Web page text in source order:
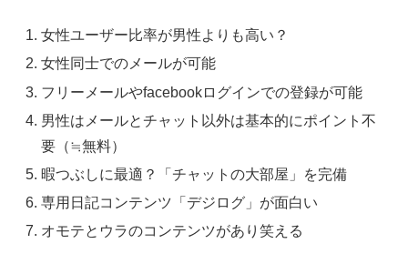
女性ユーザー比率が男性よりも高い？
女性同士でのメールが可能
フリーメールやfacebookログインでの登録が可能
男性はメールとチャット以外は基本的にポイント不
要（≒無料）
暇つぶしに最適？「チャットの大部屋」を完備
専用日記コンテンツ「デジログ」が面白い
オモテとウラのコンテンツがあり笑える